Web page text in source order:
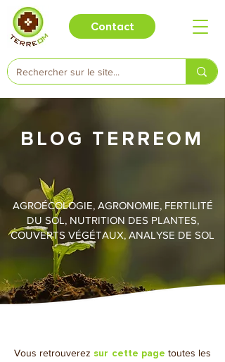
Contact
BLOG TERREOM
AGROÉCOLOGIE, AGRONOMIE, FERTILITÉ
DU SOL, NUTRITION DES PLANTES,
COUVERTS VÉGÉTAUX, ANALYSE DE SOL
Vous retrouverez sur cette page toutes les